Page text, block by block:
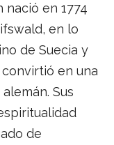
nació en 1774
en lo
de Suecia y
en una
Sus
de